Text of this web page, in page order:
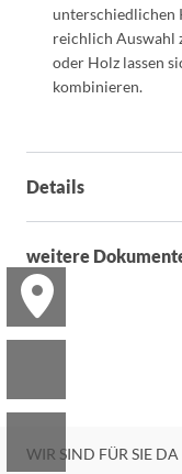
unterschiedlichen
reichlich Auswahl
oder Holz lassen
kombinieren.
Details
weitere
WIR SIND FÜR SIE DA